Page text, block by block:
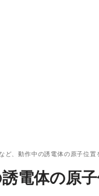
ど、動作中の誘電体の原子位
電体の原